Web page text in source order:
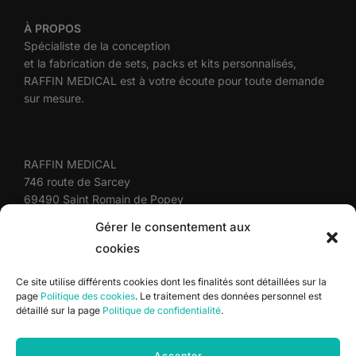
Gérer le consentement aux
cookies
Ce site utilise différents cookies dont les finalités sont détaillées sur la
page Politique des cookies. Le traitement des données personnel est
détaillé sur la page Politique de confidentialité.
À PROPOS
Spécialiste de la conception
et la fabrication de sets, packs et kits personnalisés,
RAFFIN MEDICAL est à votre écoute pour toute demande
sur mesure.
RAFFIN MEDICAL
746 route de Sarcey
69490 Saint Romain de Popey
+33(0)4 37 58 10 10
Plan du site
Mentions légales
Politique de confidentialité